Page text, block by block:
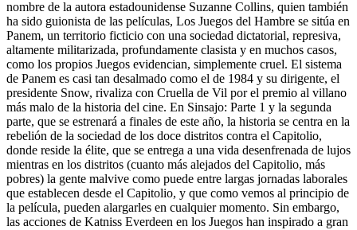
nombre de la autora estadounidense Suzanne Collins, quien también
ha sido guionista de las películas, Los Juegos del Hambre se sitúa en
Panem, un territorio ficticio con una sociedad dictatorial, represiva,
altamente militarizada, profundamente clasista y en muchos casos,
como los propios Juegos evidencian, simplemente cruel. El sistema
de Panem es casi tan desalmado como el de 1984 y su dirigente, el
presidente Snow, rivaliza con Cruella de Vil por el premio al villano
más malo de la historia del cine. En Sinsajo: Parte 1 y la segunda
parte, que se estrenará a finales de este año, la historia se centra en la
rebelión de la sociedad de los doce distritos contra el Capitolio,
donde reside la élite, que se entrega a una vida desenfrenada de lujos
mientras en los distritos (cuanto más alejados del Capitolio, más
pobres) la gente malvive como puede entre largas jornadas laborales
que establecen desde el Capitolio, y que como vemos al principio de
la película, pueden alargarles en cualquier momento. Sin embargo,
las acciones de Katniss Everdeen en los Juegos han inspirado a gran